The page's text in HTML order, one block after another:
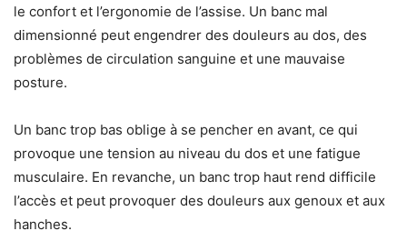
le confort et l’ergonomie de l’assise. Un banc mal
dimensionné peut engendrer des douleurs au dos, des
problèmes de circulation sanguine et une mauvaise
posture.
Un banc trop bas oblige à se pencher en avant, ce qui
provoque une tension au niveau du dos et une fatigue
musculaire. En revanche, un banc trop haut rend difficile
l’accès et peut provoquer des douleurs aux genoux et aux
hanches.